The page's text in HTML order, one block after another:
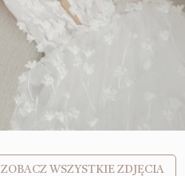
ZOBACZ WSZYSTKIE ZDJĘCIA